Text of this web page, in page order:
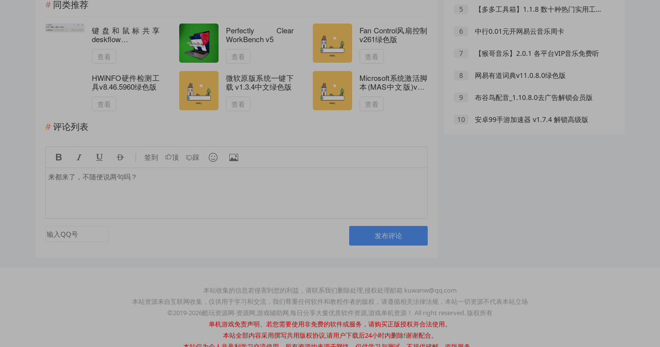
同类推荐
键盘和鼠标共享
deskflow
查看
Perfectly Clear
WorkBench v5
查看
Fan Control风扇控制
v261绿色版
查看
HWiNFO硬件检测工
具v8.46.5960绿色版
查看
微软原版系统一键下
载 v1.3.4中文绿色版
查看
Microsoft系统激活脚
本(MAS中文版)v3.0
查看
评论列表
    签到 顶 踩  
发布评论
5 【多多工具箱】1.1.8 数十种热门实用工具免费用 无广告
6 中行0.01元开网易云音乐周卡
7 【猴哥音乐】2.0.1 各平台VIP音乐免费听
8 网易有道词典v11.0.8.0绿色版
9 布谷鸟配音_1.10.8.0去广告解锁会员版
10 安卓99手游加速器 v1.7.4 解锁高级版
本站收集的信息若侵害到您的利益，请联系我们删除处理,侵权处理邮箱 kuwanw@qq.com
本站资源来自互联网收集，仅供用于学习和交流，我们尊重任何软件和教程作者的版权，请遵循相关法律法规，本站一切资源不代表本站立场
©2019-2026酷玩资源网-资源网,游戏辅助网,每日分享大量优质软件资源,游戏单机资源！ All right reserved. 版权所有
单机游戏免责声明、若您需要使用非免费的软件或服务，请购买正版授权并合法使用。
本站全部内容采用撰写共用版权协议,请用户下载后24小时内删除!谢谢配合。